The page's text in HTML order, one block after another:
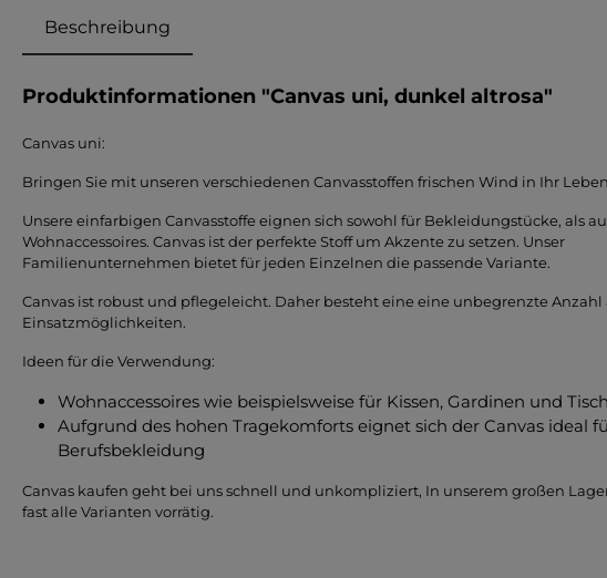
Beschreibung
Produktinformationen "Canvas uni, dunkel altrosa"
Canvas uni:
Bringen Sie mit unseren verschiedenen Canvasstoffen frischen Wind in Ihr
Unsere einfarbigen Canvasstoffe eignen sich sowohl für Bekleidungstücke, als
Wohnaccessoires. Canvas ist der perfekte Stoff um Akzente zu setzen. Unser
Familienunternehmen bietet für jeden Einzelnen die passende Variante.
Canvas ist robust und pflegeleicht. Daher besteht eine eine unbegrenzte Anzahl
Einsatzmöglichkeiten.
Ideen für die Verwendung:
Wohnaccessoires wie beispielsweise für Kissen, Gardinen und
Aufgrund des hohen Tragekomforts eignet sich der Canvas ideal
Berufsbekleidung
Canvas kaufen geht bei uns schnell und unkompliziert, In unserem großen
fast alle Varianten vorrätig.